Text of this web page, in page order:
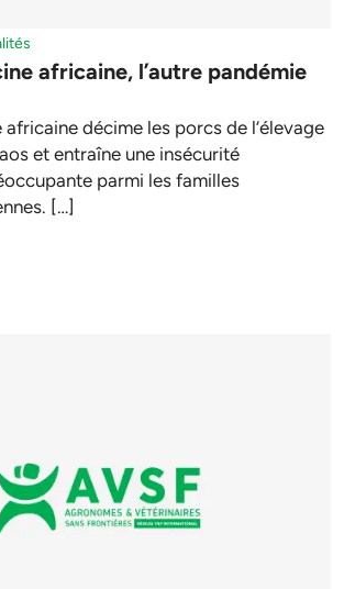
africaine, l’autre pandémie
décime les porcs de l’élevage
et entraîne une insécurité
parmi les familles
[…]